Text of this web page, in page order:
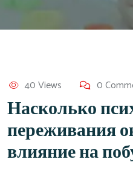
40 Views 0
Насколько
переживания
влияние на